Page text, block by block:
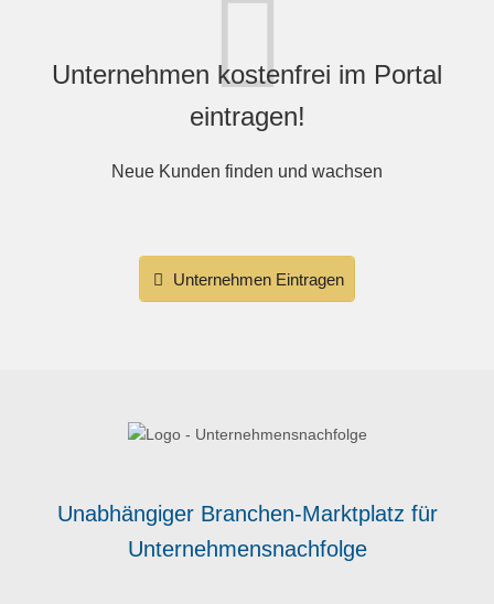
Unternehmen kostenfrei im Portal
eintragen!
Neue Kunden finden und wachsen
Unternehmen Eintragen
Unabhängiger Branchen-Marktplatz für
Unternehmensnachfolge